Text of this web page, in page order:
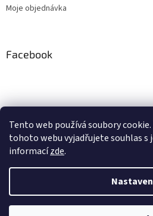
Tento web používá soubory
tohoto webu vyjadřujete souhlas s
informacízde.
Moje objednávka
Facebook
Instagram
Sledovat na Instagramu
Vytvořil